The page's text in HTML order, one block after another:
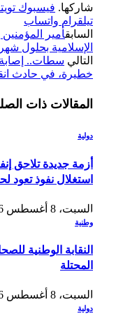
شاركها. فيسبوك
تيلقرام واتساب
السابقأمير
الإسلامية بحلول
التالي
خطيرة، في حادث
المقالات ذات
دولية
أزمة جديدة تلاحق
استغلال نفوذ تعود
السبت، 8 أغسطس 2026
وطنية
النقابة الوطنية
المحتلة
السبت، 8 أغسطس 2026
دولية